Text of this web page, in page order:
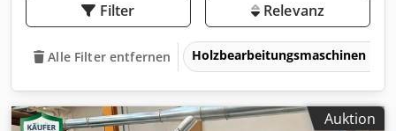
Filter Relevanz
Alle Filter entfernen Holzbearbeitungsmaschinen
Auktion